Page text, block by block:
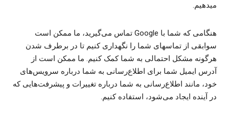
میدهیم.
هنگامی که شما با Google تماس می‌گیرید، ما ممکن است
سوابقی از تماسهای شما را نگهداری کنیم تا در برطرف شدن
هرگونه مشکل احتمالی به شما کمک کنیم. ما ممکن است از
آدرس ایمیل شما برای اطلاع‌رسانی به شما درباره سرویس‌های
خود، مانند اطلاع‌رسانی به شما درباره تغییرات و پیشرفت‌هایی که
در آینده ایجاد می‌شود، استفاده کنیم.